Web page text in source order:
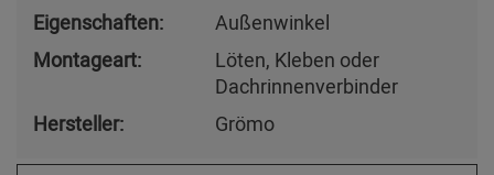
Eigenschaften:
Außenwinkel
Montageart:
Löten, Kleben oder
Dachrinnenverbinder
Hersteller:
Grömo